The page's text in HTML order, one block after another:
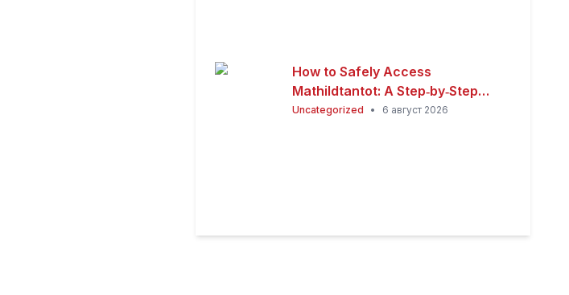
How to Safely Access
Mathildtantot: A Step‑by‑Step
Premium Guide
Uncategorized • 6 август 2026